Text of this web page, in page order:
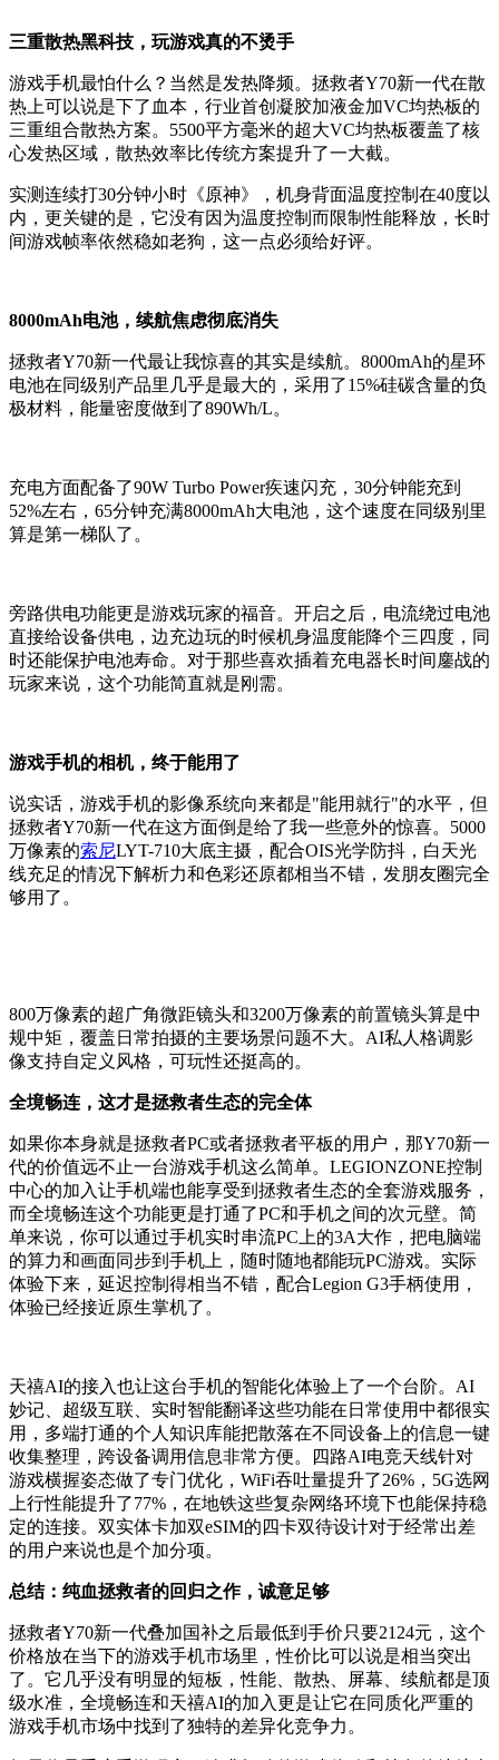
三重散热黑科技，玩游戏真的不烫手
游戏手机最怕什么？当然是发热降频。拯救者Y70新一代在散
热上可以说是下了血本，行业首创凝胶加液金加VC均热板的
三重组合散热方案。5500平方毫米的超大VC均热板覆盖了核
心发热区域，散热效率比传统方案提升了一大截。
实测连续打30分钟小时《原神》，机身背面温度控制在40度以
内，更关键的是，它没有因为温度控制而限制性能释放，长时
间游戏帧率依然稳如老狗，这一点必须给好评。
8000mAh电池，续航焦虑彻底消失
拯救者Y70新一代最让我惊喜的其实是续航。8000mAh的星环
电池在同级别产品里几乎是最大的，采用了15%硅碳含量的负
极材料，能量密度做到了890Wh/L。
充电方面配备了90W Turbo Power疾速闪充，30分钟能充到
52%左右，65分钟充满8000mAh大电池，这个速度在同级别里
算是第一梯队了。
旁路供电功能更是游戏玩家的福音。开启之后，电流绕过电池
直接给设备供电，边充边玩的时候机身温度能降个三四度，同
时还能保护电池寿命。对于那些喜欢插着充电器长时间鏖战的
玩家来说，这个功能简直就是刚需。
游戏手机的相机，终于能用了
说实话，游戏手机的影像系统向来都是"能用就行"的水平，但
拯救者Y70新一代在这方面倒是给了我一些意外的惊喜。5000
万像素的索尼LYT-710大底主摄，配合OIS光学防抖，白天光
线充足的情况下解析力和色彩还原都相当不错，发朋友圈完全
够用了。
800万像素的超广角微距镜头和3200万像素的前置镜头算是中
规中矩，覆盖日常拍摄的主要场景问题不大。AI私人格调影
像支持自定义风格，可玩性还挺高的。
全境畅连，这才是拯救者生态的完全体
如果你本身就是拯救者PC或者拯救者平板的用户，那Y70新一
代的价值远不止一台游戏手机这么简单。LEGIONZONE控制
中心的加入让手机端也能享受到拯救者生态的全套游戏服务，
而全境畅连这个功能更是打通了PC和手机之间的次元壁。简
单来说，你可以通过手机实时串流PC上的3A大作，把电脑端
的算力和画面同步到手机上，随时随地都能玩PC游戏。实际
体验下来，延迟控制得相当不错，配合Legion G3手柄使用，
体验已经接近原生掌机了。
天禧AI的接入也让这台手机的智能化体验上了一个台阶。AI
妙记、超级互联、实时智能翻译这些功能在日常使用中都很实
用，多端打通的个人知识库能把散落在不同设备上的信息一键
收集整理，跨设备调用信息非常方便。四路AI电竞天线针对
游戏横握姿态做了专门优化，WiFi吞吐量提升了26%，5G选网
上行性能提升了77%，在地铁这些复杂网络环境下也能保持稳
定的连接。双实体卡加双eSIM的四卡双待设计对于经常出差
的用户来说也是个加分项。
总结：纯血拯救者的回归之作，诚意足够
拯救者Y70新一代叠加国补之后最低到手价只要2124元，这个
价格放在当下的游戏手机市场里，性价比可以说是相当突出
了。它几乎没有明显的短板，性能、散热、屏幕、续航都是顶
级水准，全境畅连和天禧AI的加入更是让它在同质化严重的
游戏手机市场中找到了独特的差异化竞争力。